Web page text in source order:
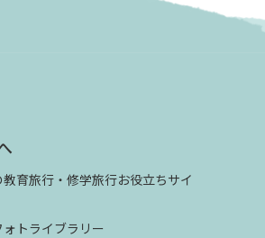
育旅行・修学旅行お役立ちサイ
トライブラリー